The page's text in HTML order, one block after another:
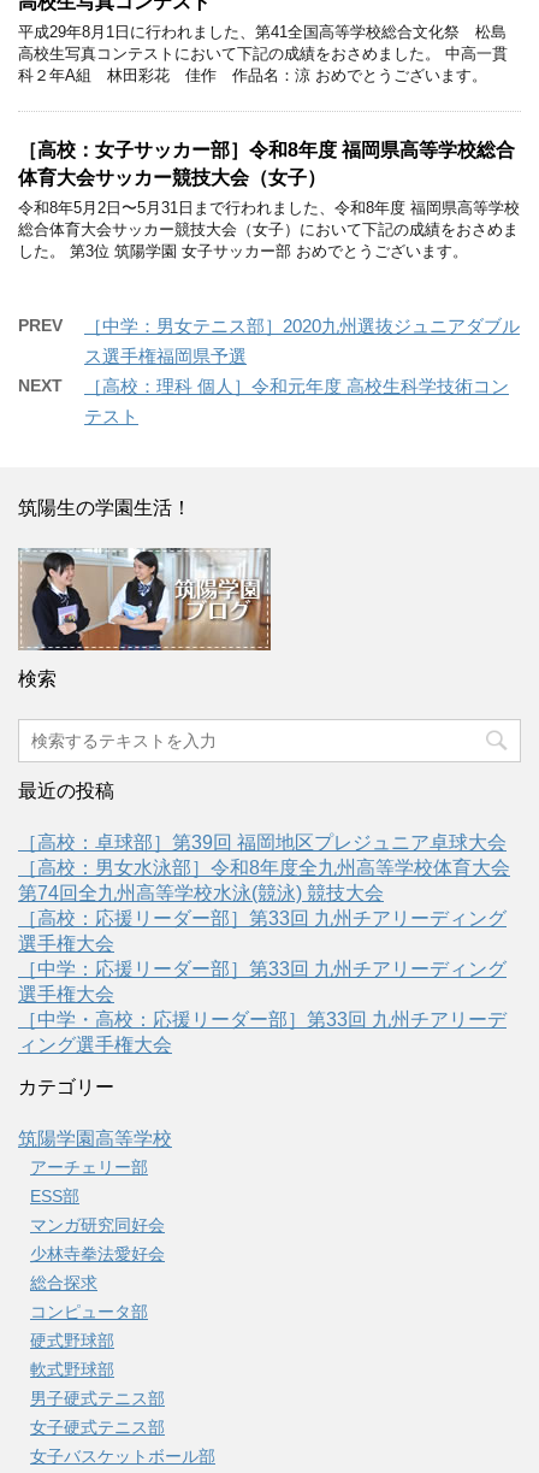
平成29年8月1日に行われました、第41全国高等学校総合文化祭 松島
高校生写真コンテストにおいて下記の成績をおさめました。 中高一貫
科２年A組 林田彩花 佳作 作品名：涼 おめでとうございます。
［高校：女子サッカー部］令和8年度 福岡県高等学校総合
体育大会サッカー競技大会（女子）
令和8年5月2日〜5月31日まで行われました、令和8年度 福岡県高等学校
総合体育大会サッカー競技大会（女子）において下記の成績をおさめま
した。 第3位 筑陽学園 女子サッカー部 おめでとうございます。
PREV
［中学：男女テニス部］2020九州選抜ジュニアダブル
ス選手権福岡県予選
NEXT
［高校：理科 個人］令和元年度 高校生科学技術コン
テスト
筑陽生の学園生活！
検索
最近の投稿
［高校：卓球部］第39回 福岡地区プレジュニア卓球大会
［高校：男女水泳部］令和8年度全九州高等学校体育大会
第74回全九州高等学校水泳(競泳) 競技大会
［高校：応援リーダー部］第33回 九州チアリーディング
選手権大会
［中学：応援リーダー部］第33回 九州チアリーディング
選手権大会
［中学・高校：応援リーダー部］第33回 九州チアリーデ
ィング選手権大会
カテゴリー
筑陽学園高等学校
アーチェリー部
ESS部
マンガ研究同好会
少林寺拳法愛好会
総合探求
コンピュータ部
硬式野球部
軟式野球部
男子硬式テニス部
女子硬式テニス部
女子バスケットボール部